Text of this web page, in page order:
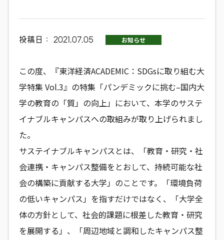
投稿日： 2021.07.05 お知らせ
この度、『東洋経済ACADEMIC：SDGsに取り組む大
学特集 Vol.3』の特集「パンデミックに挑む–国内大
学の教育の「質」の向上」において、本学のサステ
イナブルキャンパスへの取組みが取り上げられまし
た。
サステイナブルキャンパスとは、「教育・研究・社
会連携・キャンパス整備をとおして、持続可能な社
会の構築に貢献する大学」のことです。「環境負荷
の低いキャンパス」を指すだけではなく、「大学全
体の方針として、社会的課題に根差した教育・研究
を展開する」、「周辺地域と調和したキャンパス整